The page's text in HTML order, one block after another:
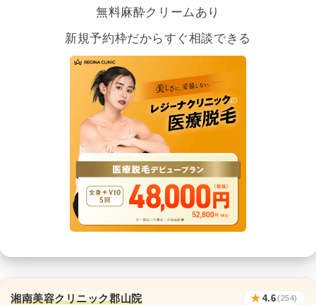
無料麻酔クリームあり
新規予約枠だからすぐ相談できる
湘南美容クリニック郡山院 ★ 4.6(254)